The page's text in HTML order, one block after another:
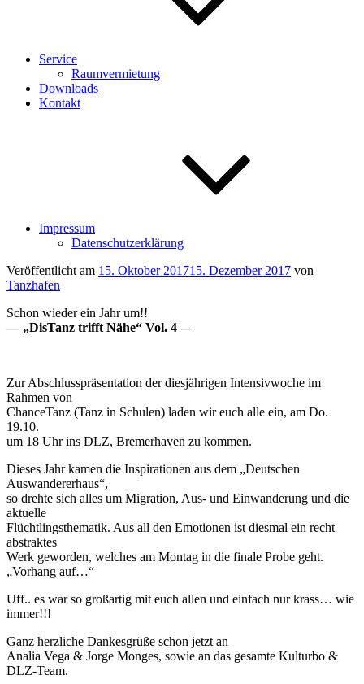
Service
Raumvermietung
Downloads
Kontakt
Impressum
Datenschutzerklärung
Veröffentlicht am 15. Oktober 201715. Dezember 2017 von
Tanzhafen
Schon wieder ein Jahr um!!
— „DisTanz trifft Nähe“ Vol. 4 —
Zur Abschlusspräsentation der diesjährigen Intensivwoche im
Rahmen von
ChanceTanz (Tanz in Schulen) laden wir euch alle ein, am Do.
19.10.
um 18 Uhr ins DLZ, Bremerhaven zu kommen.
Dieses Jahr kamen die Inspirationen aus dem „Deutschen
Auswandererhaus“,
so drehte sich alles um Migration, Aus- und Einwanderung und die
aktuelle
Flüchtlingsthematik. Aus all den Emotionen ist diesmal ein recht
abstraktes
Werk geworden, welches am Montag in die finale Probe geht.
„Vorhang auf…“
Uff.. es war so großartig mit euch allen und einfach nur krass… wie
immer!!!
Ganz herzliche Dankesgrüße schon jetzt an
Analia Vega & Jorge Monges, sowie an das gesamte Kulturbo &
DLZ-Team.